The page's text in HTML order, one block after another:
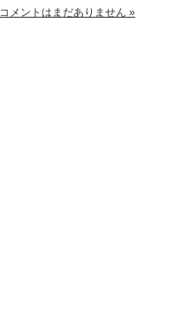
コメントはまだありません »